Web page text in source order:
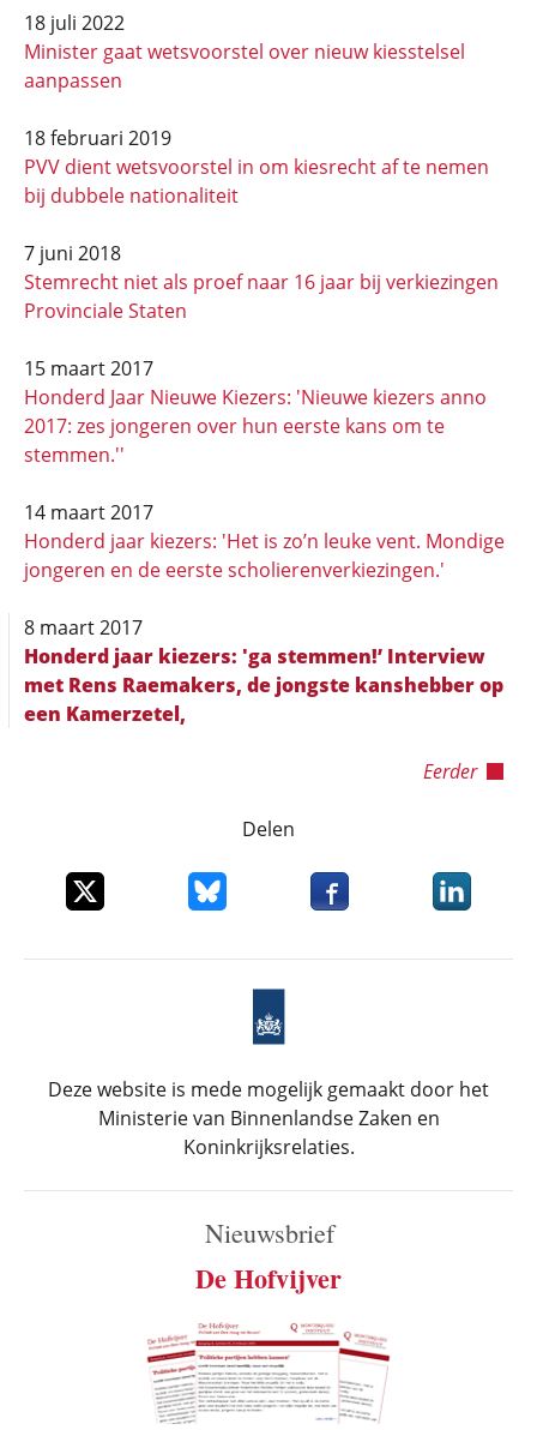
18 juli 2022
Minister gaat wetsvoorstel over nieuw kiesstelsel
aanpassen
18 februari 2019
PVV dient wetsvoorstel in om kiesrecht af te nemen
bij dubbele nationaliteit
7 juni 2018
Stemrecht niet als proef naar 16 jaar bij verkiezingen
Provinciale Staten
15 maart 2017
Honderd Jaar Nieuwe Kiezers: 'Nieuwe kiezers anno
2017: zes jongeren over hun eerste kans om te
stemmen.''
14 maart 2017
Honderd jaar kiezers: 'Het is zo’n leuke vent. Mondige
jongeren en de eerste scholierenverkiezingen.'
8 maart 2017
Honderd jaar kiezers: 'ga stemmen!’ Interview
met Rens Raemakers, de jongste kanshebber op
een Kamerzetel,
Eerder
Delen
Deel dit item op XDeel dit item op Bluesky
Deel dit item opDeel dit
Deze website is mede mogelijk gemaakt door het
Ministerie van Binnenlandse Zaken en
Koninkrijksrelaties.
Nieuwsbrief
De Hofvijver